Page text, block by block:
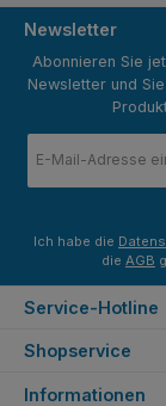
Newsletter
Abonnieren Sie
Newsletter und
Mail-
Ich habe die
die AGB
Service-Hotline
Shopservice
Informationen